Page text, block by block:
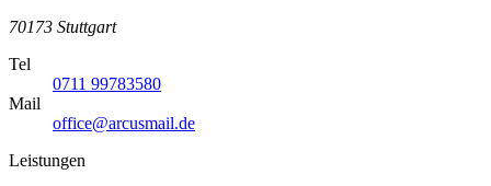
70173 Stuttgart
Tel
0711 99783580
Mail
office@arcusmail.de
Leistungen